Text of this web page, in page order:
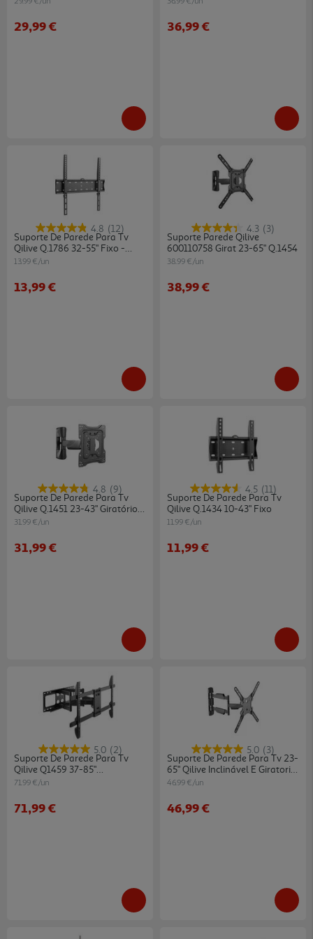
29,99 € 36,99 €
4.8 (12)
Suporte De Parede Para Tv
Qilive Q.1786 32-55" Fixo -
Preto
13.99 €/un
13,99 €
4.3 (3)
Suporte Parede Qilive
600110758 Girat 23-65" Q.1454
38.99 €/un
38,99 €
4.8 (9)
Suporte De Parede Para Tv
Qilive Q.1451 23-43" Giratório E
Inclinável
31.99 €/un
31,99 €
4.5 (11)
Suporte De Parede Para Tv
Qilive Q.1434 10-43" Fixo
11.99 €/un
11,99 €
5.0 (2)
Suporte De Parede Para Tv
Qilive Q1459 37-85"
Inclin./girat.
71.99 €/un
71,99 €
5.0 (3)
Suporte De Parede Para Tv 23-
65" Qilive Inclinável E Giratorio
- Preto
46.99 €/un
46,99 €